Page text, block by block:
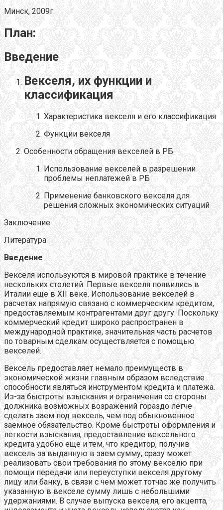
Минск, 2009г.
План:
Введение
Векселя, их функции и
классификация
Характеристика векселя и его классификация
Функции векселя
Особенности обращения векселей в РБ
Использование векселей в разрешении
проблемы неплатежей в РБ
Применение банковского векселя для
решения сложных экономических ситуаций
Заключение
Литература
Введение
Векселя используются в мировой практике в течение
нескольких столетий. Первые векселя появились в
Италии еще в XII веке. Использование векселей в
расчетах напрямую связано с коммерческим кредитом,
предоставляемым контрагентами друг другу. Поскольку
коммерческий кредит широко распространен в
международной практике, значительная часть расчетов
по товарным сделкам осуществляется с помощью
векселей.
Вексель предоставляет немало преимуществ в
экономической жизни главным образом вследствие
способности являться инструментом кредита и платежа.
Из-за быстроты взыскания и ограничения со стороны
должника возможных возражений гораздо легче
сделать заем под вексель, чем под обыкновенное
заемное обязательство. Кроме быстроты оформления и
легкости взыскания, предоставление вексельного
кредита удобно еще и тем, что кредитор, получив
вексель за выданную в заем сумму, сразу может
реализовать свои требования по этому векселю при
помощи передачи или переуступки векселя другому
лицу или банку, в связи с чем может тотчас же получить
указанную в векселе сумму лишь с небольшими
удержаниями. В случае выпуска векселя, его акцепта,